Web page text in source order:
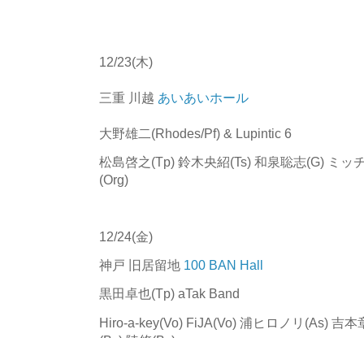
12/23(木)
三重 川越 あいあいホール
大野雄二(Rhodes/Pf) & Lupintic 6
松島啓之(Tp) 鈴木央紹(Ts) 和泉聡志(G) ミッ
(Org)
12/24(金)
神戸 旧居留地 100 BAN Hall
黒田卓也(Tp) aTak Band
Hiro-a-key(Vo) FiJA(Vo) 浦ヒロノリ(As) 吉本